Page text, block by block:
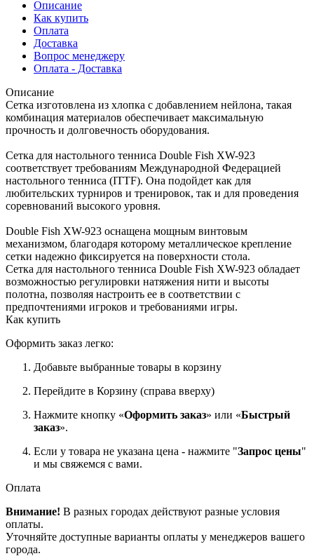
Описание
Как купить
Оплата
Доставка
Вопрос менеджеру
Оплата - Доставка
Описание
Сетка изготовлена из хлопка с добавлением нейлона, такая
комбинация материалов обеспечивает максимальную
прочность и долговечность оборудования.
Сетка для настольного тенниса Double Fish XW-923
соответствует требованиям Международной Федерацией
настольного тенниса (ITTF). Она подойдет как для
любительских турниров и тренировок, так и для проведения
соревнований высокого уровня.
Double Fish XW-923 оснащена мощным винтовым
механизмом, благодаря которому металлическое крепление
сетки надежно фиксируется на поверхности стола.
Сетка для настольного тенниса Double Fish XW-923 обладает
возможностью регулировки натяжения нити и высоты
полотна, позволяя настроить ее в соответствии с
предпочтениями игроков и требованиями игры.
Как купить
Оформить заказ легко:
Добавьте выбранные товары в корзину
Перейдите в Корзину (справа вверху)
Нажмите кнопку «Оформить заказ» или «Быстрый
заказ».
Если у товара не указана цена - нажмите "Запрос цены"
и мы свяжемся с вами.
Оплата
Внимание! В разных городах действуют разные условия
оплаты.
Уточняйте доступные варианты оплаты у менеджеров вашего
города.